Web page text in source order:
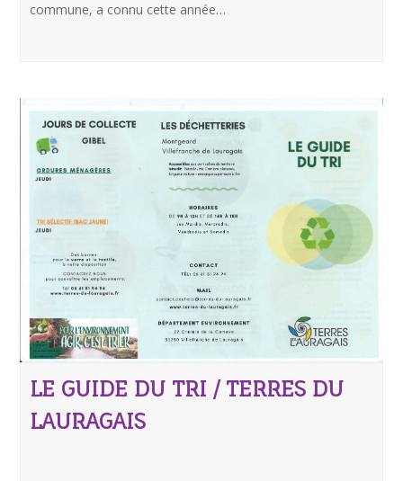
commune, a connu cette année…
LE GUIDE DU TRI / TERRES DU
LAURAGAIS